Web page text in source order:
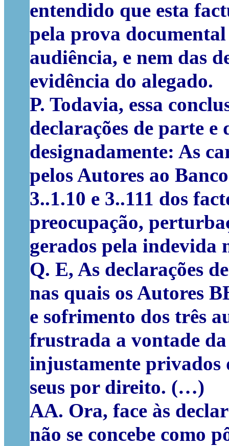
entendido que esta
pela prova
audiência, e nem das
evidência do alegado.
P. Todavia, essa
declarações de parte
designadamente: As
pelos Autores ao
3..1.10 e 3..111 dos
preocupação,
gerados pela indevida
Q. E, As declarações
nas quais os Autores
e sofrimento dos três
frustrada a vontade da
injustamente privados
seus por direito. (…)
AA. Ora, face às
não se concebe como